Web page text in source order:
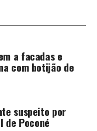
a facadas e
com botijão de
suspeito por
de Poconé